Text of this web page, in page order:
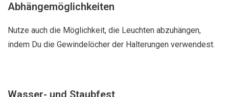
Abhängemöglichkeiten
Nutze auch die Möglichkeit, die Leuchten abzuhängen,
indem Du die Gewindelöcher der Halterungen verwendest.
Wasser- und Staubfest